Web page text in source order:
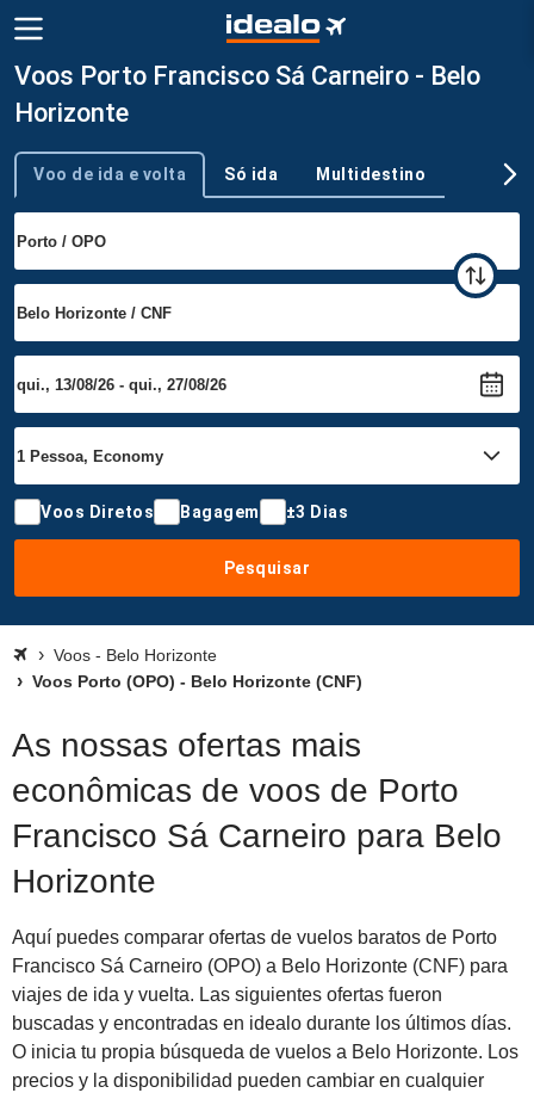
Voos Porto Francisco Sá Carneiro - Belo
Horizonte
Tipo de viagem
Voo de ida e volta Só ida Multidestino
Voos Diretos Bagagem ±3 Dias
Pesquisar
Voos - Belo Horizonte
Voos Porto (OPO) - Belo Horizonte (CNF)
As nossas ofertas mais
econômicas de voos de Porto
Francisco Sá Carneiro para Belo
Horizonte
Aquí puedes comparar ofertas de vuelos baratos de Porto
Francisco Sá Carneiro (OPO) a Belo Horizonte (CNF) para
viajes de ida y vuelta. Las siguientes ofertas fueron
buscadas y encontradas en idealo durante los últimos días.
O inicia tu propia búsqueda de vuelos a Belo Horizonte. Los
precios y la disponibilidad pueden cambiar en cualquier